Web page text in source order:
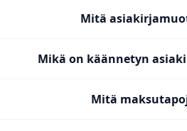
Mitä
Mikä on käännetyn
Mitä